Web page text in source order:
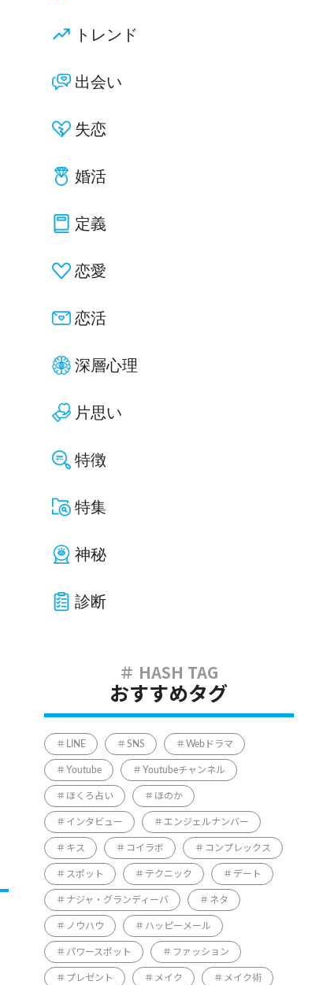
トレンド
出会い
失恋
婚活
定義
恋愛
恋活
深層心理
片思い
特徴
特集
神秘
診断
おすすめタグ
LINE SNS Webドラマ
Youtube Youtubeチャンネル
ほくろ占い ほのか
インタビュー エンジェルナンバー
キス コイラボ コンプレックス
スポット テクニック デート
ナジャ・グランディーバ ネタ
ノウハウ ハッピーメール
パワースポット ファッション
プレゼント メイク メイク術